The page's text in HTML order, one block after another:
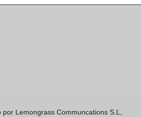
por Lemongrass Communcations S.L,